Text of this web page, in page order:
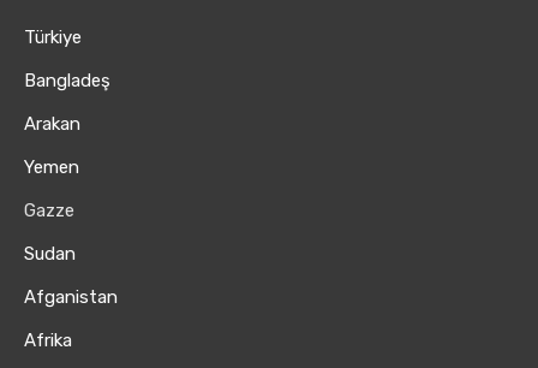
Türkiye
Bangladeş
Arakan
Yemen
Gazze
Sudan
Afganistan
Afrika